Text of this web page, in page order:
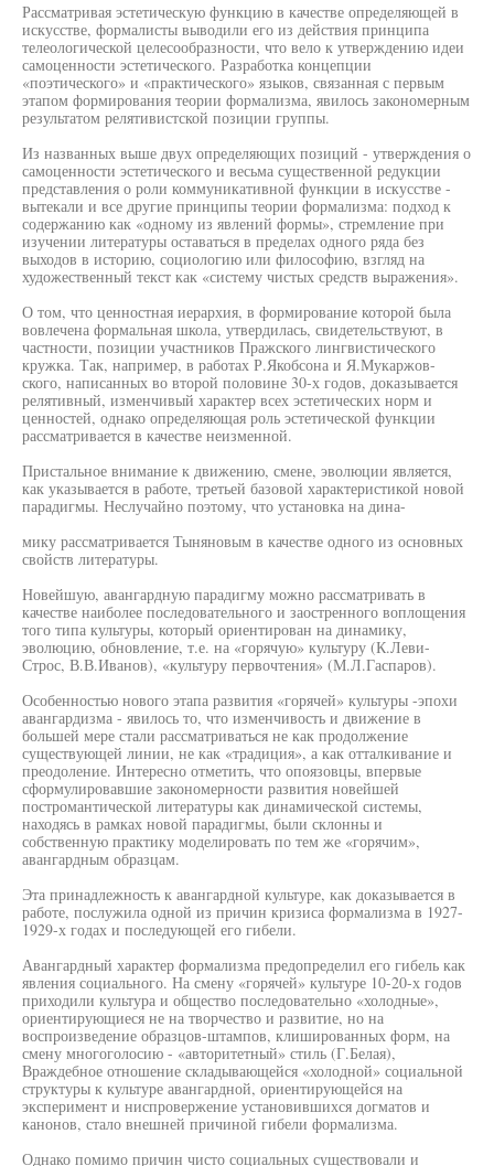
Рассматривая эстетическую функцию в качестве определяющей в
искусстве, формалисты выводили его из действия принципа
телеологической целесообразности, что вело к утверждению идеи
самоценности эстетического. Разработка концепции
«поэтического» и «практического» языков, связанная с первым
этапом формирования теории формализма, явилось закономерным
результатом релятивистской позиции группы.
Из названных выше двух определяющих позиций - утверждения о
самоценности эстетического и весьма существенной редукции
представления о роли коммуникативной функции в искусстве -
вытекали и все другие принципы теории формализма: подход к
содержанию как «одному из явлений формы», стремление при
изучении литературы оставаться в пределах одного ряда без
выходов в историю, социологию или философию, взгляд на
художественный текст как «систему чистых средств выражения».
О том, что ценностная иерархия, в формирование которой была
вовлечена формальная школа, утвердилась, свидетельствуют, в
частности, позиции участников Пражского лингвистического
кружка. Так, например, в работах Р.Якобсона и Я.Мукаржов-
ского, написанных во второй половине 30-х годов, доказывается
релятивный, изменчивый характер всех эстетических норм и
ценностей, однако определяющая роль эстетической функции
рассматривается в качестве неизменной.
Пристальное внимание к движению, смене, эволюции является,
как указывается в работе, третьей базовой характеристикой новой
парадигмы. Неслучайно поэтому, что установка на дина-
мику рассматривается Тыняновым в качестве одного из основных
свойств литературы.
Новейшую, авангардную парадигму можно рассматривать в
качестве наиболее последовательного и заостренного воплощения
того типа культуры, который ориентирован на динамику,
эволюцию, обновление, т.е. на «горячую» культуру (К.Леви-
Строс, В.В.Иванов), «культуру первочтения» (М.Л.Гаспаров).
Особенностью нового этапа развития «горячей» культуры -эпохи
авангардизма - явилось то, что изменчивость и движение в
большей мере стали рассматриваться не как продолжение
существующей линии, не как «традиция», а как отталкивание и
преодоление. Интересно отметить, что опоязовцы, впервые
сформулировавшие закономерности развития новейшей
постромантической литературы как динамической системы,
находясь в рамках новой парадигмы, были склонны и
собственную практику моделировать по тем же «горячим»,
авангардным образцам.
Эта принадлежность к авангардной культуре, как доказывается в
работе, послужила одной из причин кризиса формализма в 1927-
1929-х годах и последующей его гибели.
Авангардный характер формализма предопределил его гибель как
явления социального. На смену «горячей» культуре 10-20-х годов
приходили культура и общество последовательно «холодные»,
ориентирующиеся не на творчество и развитие, но на
воспроизведение образцов-штампов, клишированных форм, на
смену многоголосию - «авторитетный» стиль (Г.Белая),
Враждебное отношение складывающейся «холодной» социальной
структуры к культуре авангардной, ориентирующейся на
эксперимент и ниспровержение установившихся догматов и
канонов, стало внешней причиной гибели формализма.
Однако помимо причин чисто социальных существовали и